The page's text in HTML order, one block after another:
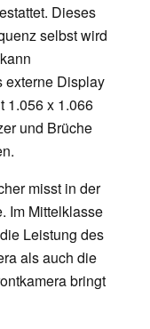
Dieses
selbst wird
externe Display
1.056 x 1.066
und Brüche
misst in der
Im Mittelklasse
Leistung des
als auch die
bringt